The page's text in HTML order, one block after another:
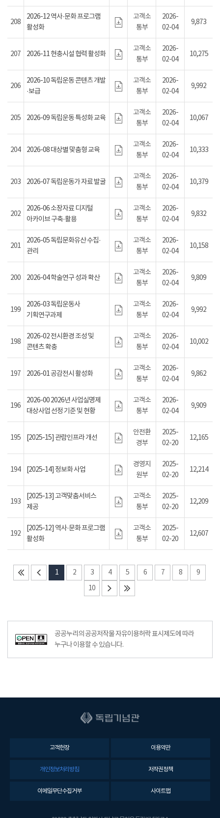
208
2026-12 역사·문화 프로그램
활성화
고객소
통부
2026-
02-04
9,873
207 2026-11 현충시설 협력 활성화
고객소
통부
2026-
02-04
10,275
206
2026-10 독립운동 콘텐츠 개발
·보급
고객소
통부
2026-
02-04
9,992
205 2026-09 독립운동 특성화 교육
고객소
통부
2026-
02-04
10,067
204 2026-08 대상별 맞춤형 교육
고객소
통부
2026-
02-04
10,333
203 2026-07 독립운동가 자료 발굴
고객소
통부
2026-
02-04
10,379
202
2026-06 소장자료 디지털
아카이브 구축·활용
고객소
통부
2026-
02-04
9,832
201
2026-05 독립문화유산 수집·
관리
고객소
통부
2026-
02-04
10,158
200 2026-04 학술연구 성과 확산
고객소
통부
2026-
02-04
9,809
199
2026-03 독립운동사
기획연구과제
고객소
통부
2026-
02-04
9,992
198
2026-02 전시환경 조성 및
콘텐츠 확충
고객소
통부
2026-
02-04
10,002
197 2026-01 공감전시 활성화
고객소
통부
2026-
02-04
9,862
196
2026-00 2026년 사업실명제
대상사업 선정 기준 및 현황
고객소
통부
2026-
02-04
9,909
195 [2025-15] 관람인프라 개선
안전환
경부
2025-
02-20
12,165
194 [2025-14] 정보화 사업
경영지
원부
2025-
02-20
12,214
193
[2025-13] 고객맞춤서비스
제공
고객소
통부
2025-
02-20
12,209
192
[2025-12] 역사·문화 프로그램
활성화
고객소
통부
2025-
02-20
12,607
1 2 3 4 5 6 7 8
9
10
공공누리의 공공저작물 자유이용허락 표시제도에 따라
누구나 이용할 수 있습니다.
고객헌장 이용약관
개인정보처리방침 저작권정책
이메일무단수집거부 사이트맵